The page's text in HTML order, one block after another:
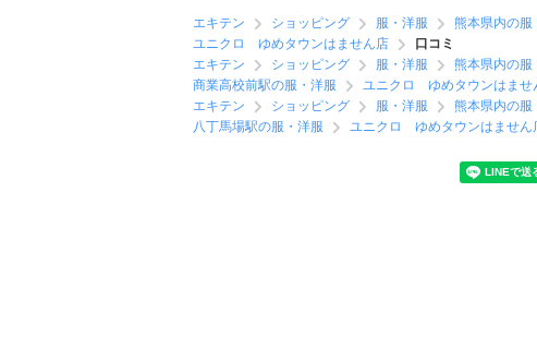
エキテン ショッピング 服・洋服 熊本県内の服
ユニクロ ゆめタウンはません店
口コミ
エキテン
ショッピング 服・洋服 熊本県内の服
商業高校前駅の服・洋服
ユニクロ ゆめタウンはませ
エキテン
ショッピング 服・洋服 熊本県内の服
八丁馬場駅の服・洋服
ユニクロ ゆめタウンはません